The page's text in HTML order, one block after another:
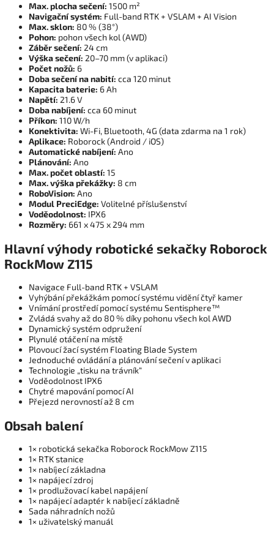
Max. plocha sečení: 1500 m²
Navigační systém: Full-band RTK + VSLAM + AI Vision
Max. sklon: 80 % (38°)
Pohon: pohon všech kol (AWD)
Záběr sečení: 24 cm
Výška sečení: 20–70 mm (v aplikaci)
Počet nožů: 6
Doba sečení na nabití: cca 120 minut
Kapacita baterie: 6 Ah
Napětí: 21.6 V
Doba nabíjení: cca 60 minut
Příkon: 110 W/h
Konektivita: Wi-Fi, Bluetooth, 4G (data zdarma na 1 rok)
Aplikace: Roborock (Android / iOS)
Automatické nabíjení: Ano
Plánování: Ano
Max. počet oblastí: 15
Max. výška překážky: 8 cm
RoboVision: Ano
Modul PreciEdge: Volitelné příslušenství
Voděodolnost: IPX6
Rozměry: 661 x 475 x 294 mm
Hlavní výhody robotické sekačky Roborock
RockMow Z115
Navigace Full-band RTK + VSLAM
Vyhýbání překážkám pomocí systému vidění čtyř kamer
Vnímání prostředí pomocí systému Sentisphere™
Zvládá svahy až do 80 % díky pohonu všech kol AWD
Dynamický systém odpružení
Plynulé otáčení na místě
Plovoucí žací systém Floating Blade System
Jednoduché ovládání a plánování sečení v aplikaci
Technologie „tisku na trávník“
Voděodolnost IPX6
Chytré mapování pomocí AI
Přejezd nerovností až 8 cm
Obsah balení
1× robotická sekačka Roborock RockMow Z115
1× RTK stanice
1× nabíjecí základna
1× napájecí zdroj
1× prodlužovací kabel napájení
1× napájecí adaptér k nabíjecí základně
Sada náhradních nožů
1× uživatelský manuál